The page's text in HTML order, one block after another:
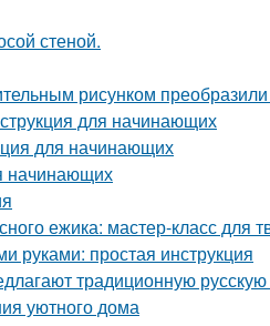
стеной.
рисунком
для начинающих
для начинающих
начинающих
ежика: мастер-класс для
руками: простая инструкция
традиционную
уютного дома